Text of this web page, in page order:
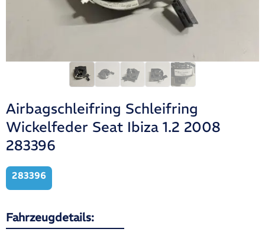
Airbagschleifring Schleifring
Wickelfeder Seat Ibiza 1.2 2008
283396
283396
Fahrzeugdetails: